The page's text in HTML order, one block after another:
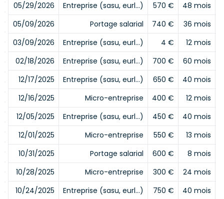
05/29/2026
Entreprise (sasu, eurl…) 570 €
48 mois
05/09/2026
Portage salarial 740 €
36 mois
03/09/2026
Entreprise (sasu, eurl…) 4 €
12 mois
02/18/2026
Entreprise (sasu, eurl…) 700 €
60 mois
12/17/2025
Entreprise (sasu, eurl…) 650 €
40 mois
12/16/2025
Micro-entreprise 400 €
12 mois
12/05/2025
Entreprise (sasu, eurl…) 450 €
40 mois
12/01/2025
Micro-entreprise 550 €
13 mois
10/31/2025
Portage salarial 600 €
8 mois
10/28/2025
Micro-entreprise 300 €
24 mois
10/24/2025
Entreprise (sasu, eurl…) 750 € 40 mois